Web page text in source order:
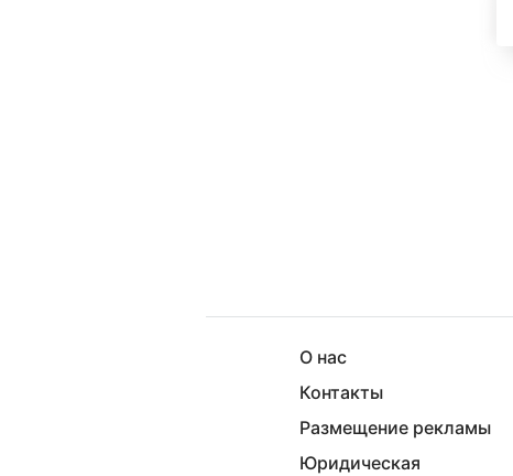
О нас
Контакты
Размещение рекламы
Юридическая